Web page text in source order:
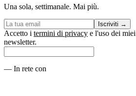
Una sola, settimanale. Mai più.
Iscriviti →
Accetto i termini di privacy e l'uso dei
newsletter.
— In rete con